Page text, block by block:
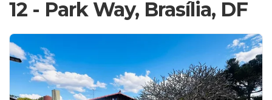
12 - Park Way, Brasília, DF